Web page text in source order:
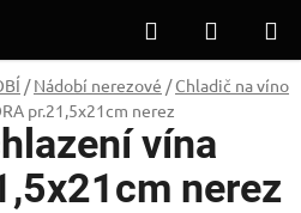
Hľadať
KOŠÍK
/ Nádobí nerezové / Chladič na víno
pr.21,5x21cm nerez
vína
nerez